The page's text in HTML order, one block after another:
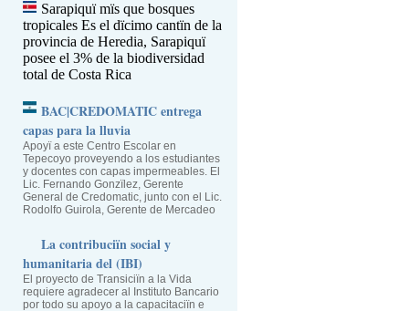
Sarapiquï mïs que bosques
tropicales Es el dïcimo cantïn de la
provincia de Heredia, Sarapiquï
posee el 3% de la biodiversidad
total de Costa Rica
BAC|CREDOMATIC entrega
capas para la lluvia
Apoyï a este Centro Escolar en
Tepecoyo proveyendo a los estudiantes
y docentes con capas impermeables. El
Lic. Fernando Gonzïlez, Gerente
General de Credomatic, junto con el Lic.
Rodolfo Guirola, Gerente de Mercadeo
La contribuciïn social y
humanitaria del (IBI)
El proyecto de Transiciïn a la Vida
requiere agradecer al Instituto Bancario
por todo su apoyo a la capacitaciïn e